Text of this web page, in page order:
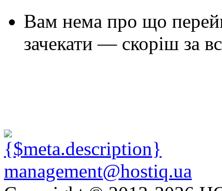
Вам нема про що
зачекати — скоріш за
management@hostiq.ua